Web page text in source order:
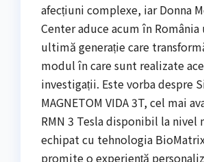
afecțiuni complexe, iar Donna
Center aduce acum în România
ultimă generație care
modul în care sunt realizate
investigații. Este vorba despre
MAGNETOM VIDA 3T, cel mai
RMN 3 Tesla disponibil la nivel
echipat cu tehnologia
promite o experiență